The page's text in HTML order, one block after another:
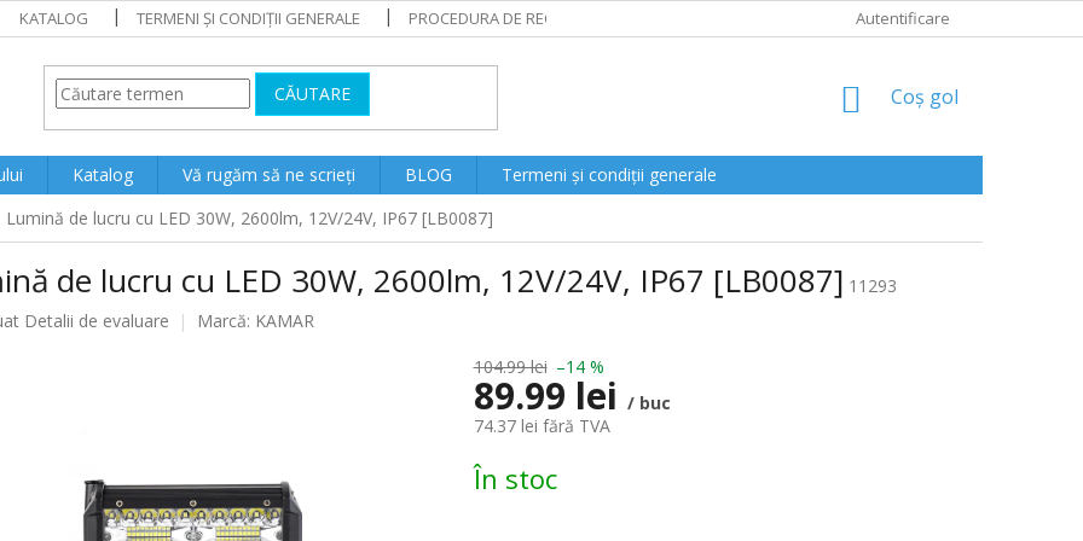
KATALOG TERMENI ȘI CONDIȚII GENERALE PROCEDURA DE RECLAMAȚII Autentificare
CĂUTARE
COŞ
CUMPĂRĂTURI
Coş gol
Katalog Vă rugăm să ne scrieți BLOG
Termeni și condiții generale
Lumină de lucru cu LED 30W, 2600lm, 12V/24V, IP67 [LB0087]
de lucru cu LED 30W, 2600lm, 12V/24V, IP67 [LB0087] 11293
Detalii de evaluare Marcă: KAMAR
104.99 lei –14 %
89.99 lei / buc
74.37 lei fără TVA
Evaluare
preţ:
În stoc